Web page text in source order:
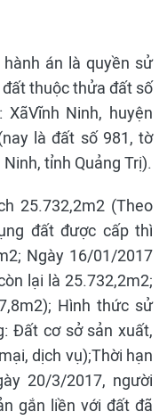
án là quyền sử
thuộc thửa đất số
Ninh, huyện
là đất số 981, tờ
tỉnh Quảng Trị).
25.732,2m2 (Theo
đất được cấp thì
Ngày 16/01/2017
lại là 25.732,2m2;
Hình thức sử
Đất cơ sở sản xuất,
dịch vụ);Thời hạn
20/3/2017, người
gắn liền với đất đã